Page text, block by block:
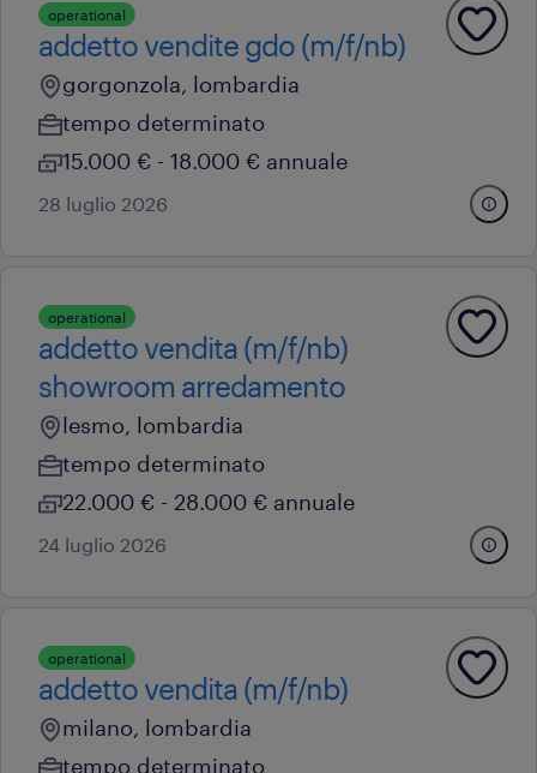
operational
addetto vendite gdo (m/f/nb)
gorgonzola, lombardia
tempo determinato
15.000 € - 18.000 € annuale
28 luglio 2026
operational
addetto vendita (m/f/nb)
showroom arredamento
lesmo, lombardia
tempo determinato
22.000 € - 28.000 € annuale
24 luglio 2026
operational
addetto vendita (m/f/nb)
milano, lombardia
tempo determinato